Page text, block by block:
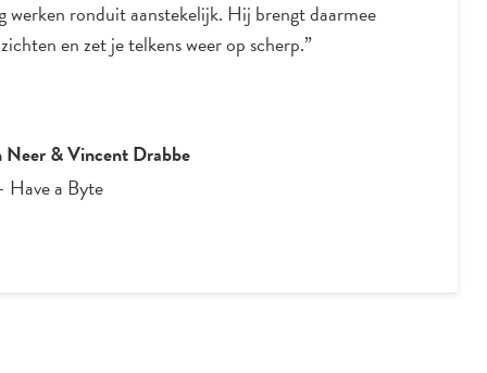
werken ronduit aanstekelijk. Hij brengt daarmee
en zet je telkens weer op scherp.”
Neer & Vincent Drabbe
Have a Byte